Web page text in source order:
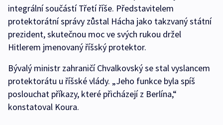
integrální součástí Třetí říše. Představitelem
protektorátní správy zůstal Hácha jako takzvaný státní
prezident, skutečnou moc ve svých rukou držel
Hitlerem jmenovaný říšský protektor.
Bývalý ministr zahraničí Chvalkovský se stal vyslancem
protektorátu u říšské vlády. „Jeho funkce byla spíš
poslouchat příkazy, které přicházejí z Berlína,“
konstatoval Koura.